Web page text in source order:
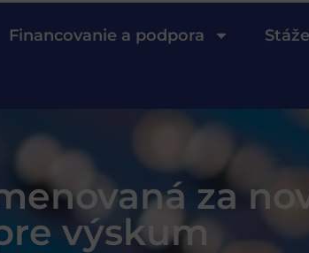
Financovanie a podpora
za
výskum